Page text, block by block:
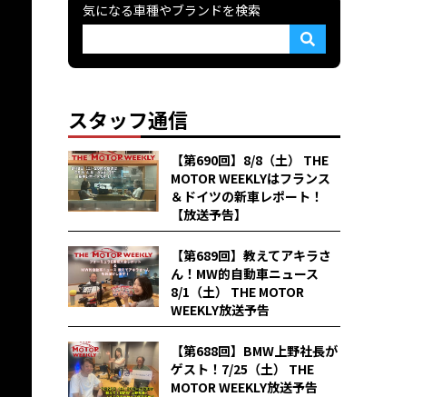
気になる車種やブランドを検索
スタッフ通信
【第690回】8/8（土） THE
MOTOR WEEKLYはフランス
＆ドイツの新車レポート！
【放送予告】
【第689回】教えてアキラさ
ん！MW的自動車ニュース
8/1（土） THE MOTOR
WEEKLY放送予告
【第688回】BMW上野社長が
ゲスト！7/25（土） THE
MOTOR WEEKLY放送予告